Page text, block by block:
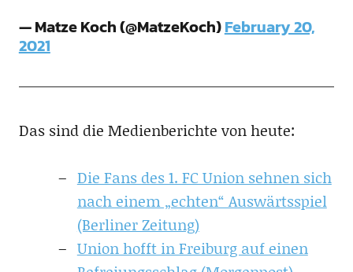
— Matze Koch (@MatzeKoch)February 20,
2021
Das sind die Medienberichte von heute:
Die Fans des 1. FC Union sehnen sich
nach einem „echten“ Auswärtsspiel
(Berliner Zeitung)
Union hofft in Freiburg auf einen